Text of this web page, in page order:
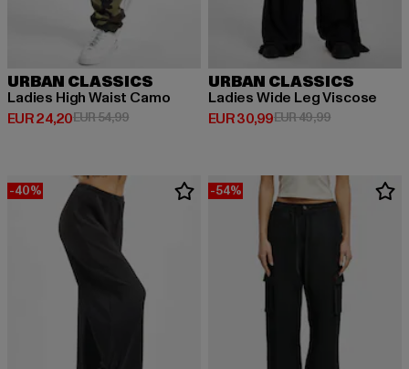
URBAN CLASSICS
Ladies High Waist Camo
EUR 24,20
Huidige prijs: EUR 24,20
EUR 54,99Actieprijs: EUR 54,99
URBAN CLASSICS
Ladies Wide Leg Viscose
EUR 30,99
Huidige prijs: EUR 30,99
EUR 49,99Actieprijs:
-40% -54%